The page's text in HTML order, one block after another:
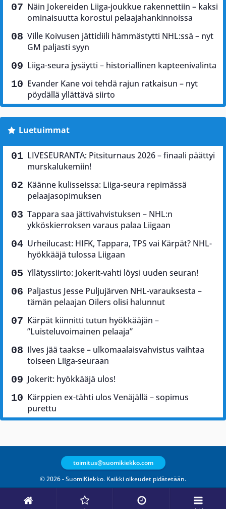
Näin Jokereiden Liiga-joukkue rakennettiin – kaksi
ominaisuutta korostui pelaajahankinnoissa
Ville Koivusen jättidiili hämmästytti NHL:ssä – nyt
GM paljasti syyn
Liiga-seura jysäytti – historiallinen kapteenivalinta
Evander Kane voi tehdä rajun ratkaisun – nyt
pöydällä yllättävä siirto
Luetuimmat
LIVESEURANTA: Pitsiturnaus 2026 – finaali päättyi
murskalukemiin!
Käänne kulisseissa: Liiga-seura repimässä
pelaajasopimuksen
Tappara saa jättivahvistuksen – NHL:n
ykköskierroksen varaus palaa Liigaan
Urheilucast: HIFK, Tappara, TPS vai Kärpät? NHL-
hyökkääjä tulossa Liigaan
Yllätyssiirto: Jokerit-vahti löysi uuden seuran!
Paljastus Jesse Puljujärven NHL-varauksesta –
tämän pelaajan Oilers olisi halunnut
Kärpät kiinnitti tutun hyökkääjän –
”Luisteluvoimainen pelaaja”
Ilves jää taakse – ulkomaalaisvahvistus vaihtaa
toiseen Liiga-seuraan
Jokerit: hyökkääjä ulos!
Kärppien ex-tähti ulos Venäjällä – sopimus
purettu
© 2026 - SuomiKiekko. Kaikki oikeudet pidätetään.
toimitus@suomikiekko.com